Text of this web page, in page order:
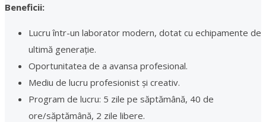
Beneficii:
Lucru într-un laborator modern, dotat cu echipamente de
ultimă generație.
Oportunitatea de a avansa profesional.
Mediu de lucru profesionist și creativ.
Program de lucru: 5 zile pe săptămână, 40 de
ore/săptămână, 2 zile libere.